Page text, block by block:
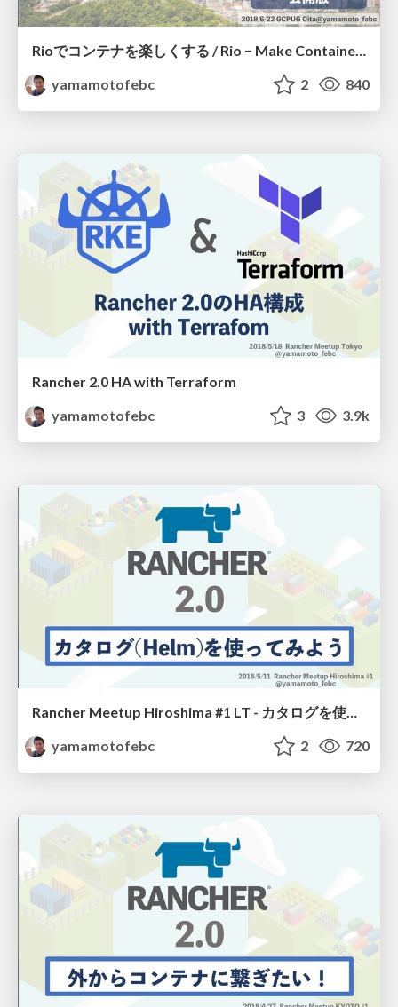
Rioでコンテナを楽しくする / Rio − Make Containers Fun!
yamamotofebc
2 840
Rancher 2.0 HA with Terraform
yamamotofebc
3 3.9k
Rancher Meetup Hiroshima #1 LT - カタログを使ってみよう // Rancher Meetup Hiroshima 2018-05-11
yamamotofebc
2 720